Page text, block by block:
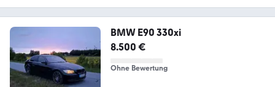
BMW E90 330xi
8.500 €
Ohne Bewertung